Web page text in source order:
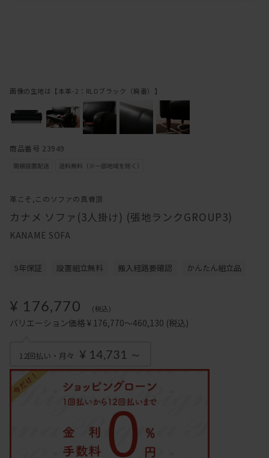
革こそ,このソファの真骨頂
カナメ ソファ(3人掛け) (張地ランクGROUP3)
KANAME SOFA
画像の生地は【本革-2：RLDブラック（廃番）】
5年保証 設置組立無料 搬入経路要確認 かんたん組立品
¥ 176,770 (税込)
バリエーション価格 ¥ 176,770～460,130 (税込)
12回払い・月々 ¥ 14,731 ～
商品番号 23949